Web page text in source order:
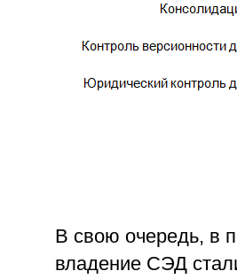
В свою очередь, в
владение СЭД